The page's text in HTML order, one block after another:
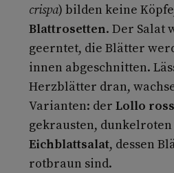
crispa) bilden keine
Blattrosetten. Der Salat
geerntet, die Blätter
innen abgeschnitten.
Herzblätter dran,
Varianten: der Lollo
gekrausten,
Eichblattsalat, dessen
rotbraun sind.